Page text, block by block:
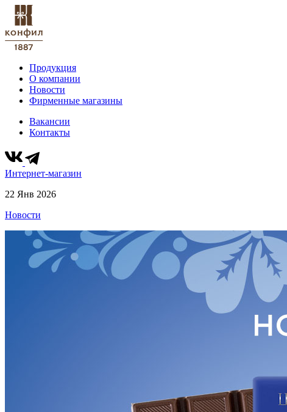
Продукция
О компании
Новости
Фирменные магазины
Вакансии
Контакты
Интернет-магазин
22 Янв 2026
Новости